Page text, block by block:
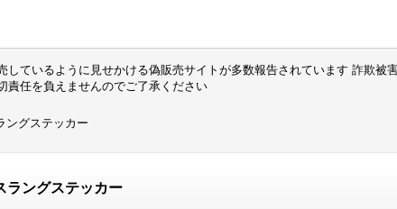
しているように見せかける偽販売サイトが多数報告されています 詐欺
責任を負えませんのでご了承ください
ングステッカー
ラングステッカー